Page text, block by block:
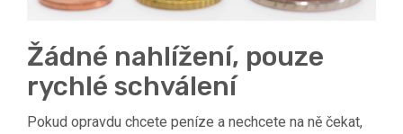
Žádné nahlížení, pouze
rychlé schválení
Pokud opravdu chcete peníze a nechcete na ně čekat,